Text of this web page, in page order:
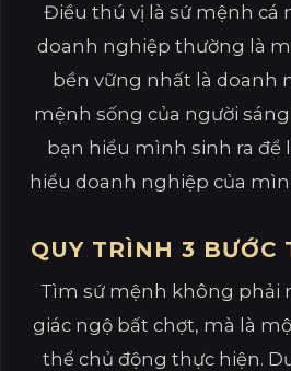
Điều thú vị là sứ mệnh cá
doanh nghiệp thường là
bền vững nhất là doanh
mệnh sống của người
bạn hiểu mình sinh ra để
hiểu doanh nghiệp của
QUY TRÌNH 3 BƯỚC
Tìm sứ mệnh không phải
giác ngộ bất chợt, mà là
thể chủ động thực hiện.